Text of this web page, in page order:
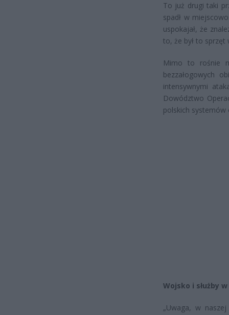
To już drugi taki
spadł w
uspokajał, że
to, że był to
Mimo to rośnie
bezzałogowych
intensywnymi
Dowództwo
polskich
Wojsko i służby
„Uwaga, w